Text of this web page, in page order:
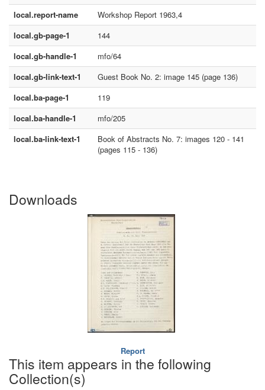
local.report-name
Workshop Report 1963,4
local.gb-page-1
144
local.gb-handle-1
mfo/64
local.gb-link-text-1
Guest Book No. 2: image 145 (page 136)
local.ba-page-1
119
local.ba-handle-1
mfo/205
local.ba-link-text-1
Book of Abstracts No. 7: images 120 - 141
(pages 115 - 136)
Downloads
Report
This item appears in the following
Collection(s)